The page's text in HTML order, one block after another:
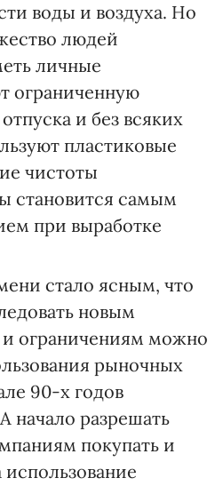
воды и воздуха. Но
людей
личные
ограниченную
и без всяких
пластиковые
чистоты
становится самым
при выработке
стало ясным, что
новым
ограничениям можно
рыночных
90-х годов
начало разрешать
покупать и
использование